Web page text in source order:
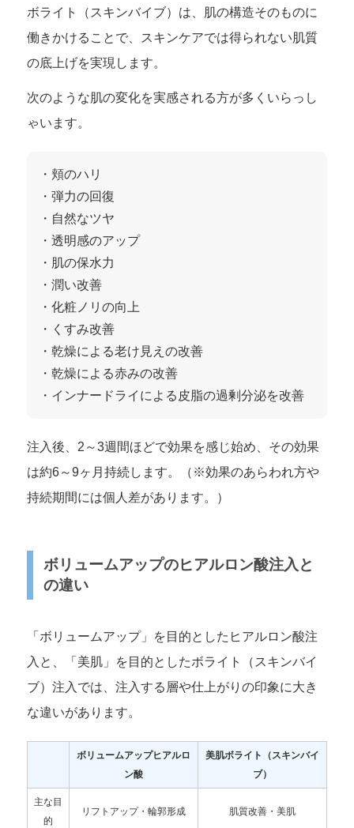
ボライト（スキンバイブ）は、肌の構造そのものに
働きかけることで、スキンケアでは得られない肌質
の底上げを実現します。
次のような肌の変化を実感される方が多くいらっし
ゃいます。
・頬のハリ
・弾力の回復
・自然なツヤ
・透明感のアップ
・肌の保水力
・潤い改善
・化粧ノリの向上
・くすみ改善
・乾燥による老け見えの改善
・乾燥による赤みの改善
・インナードライによる皮脂の過剰分泌を改善
注入後、2～3週間ほどで効果を感じ始め、その効果
は約6～9ヶ月持続します。（※効果のあらわれ方や
持続期間には個人差があります。）
ボリュームアップのヒアルロン酸注入と
の違い
「ボリュームアップ」を目的としたヒアルロン酸注
入と、「美肌」を目的としたボライト（スキンバイ
ブ）注入では、注入する層や仕上がりの印象に大き
な違いがあります。
ボリュームアップヒアルロ
ン酸
美肌ボライト（スキンバイ
ブ）
主な目
的
リフトアップ・輪郭形成 肌質改善・美肌